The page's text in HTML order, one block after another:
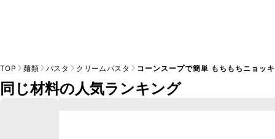
TOP 麺類 パスタ クリームパスタ コーンスープで簡単 もちもちニョッキ
同じ材料の人気ランキング